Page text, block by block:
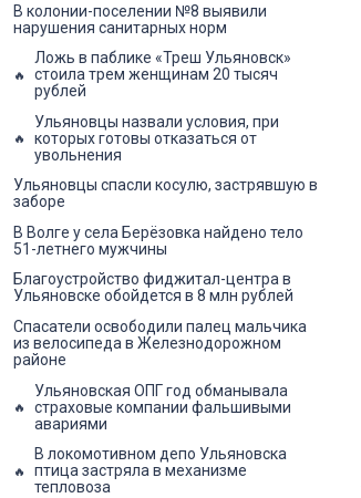
В колонии-поселении №8 выявили
нарушения санитарных норм
Ложь в паблике «Треш Ульяновск»
стоила трем женщинам 20 тысяч
рублей
Ульяновцы назвали условия, при
которых готовы отказаться от
увольнения
Ульяновцы спасли косулю, застрявшую в
заборе
В Волге у села Берёзовка найдено тело
51-летнего мужчины
Благоустройство фиджитал-центра в
Ульяновске обойдется в 8 млн рублей
Спасатели освободили палец мальчика
из велосипеда в Железнодорожном
районе
Ульяновская ОПГ год обманывала
страховые компании фальшивыми
авариями
В локомотивном депо Ульяновска
птица застряла в механизме
тепловоза